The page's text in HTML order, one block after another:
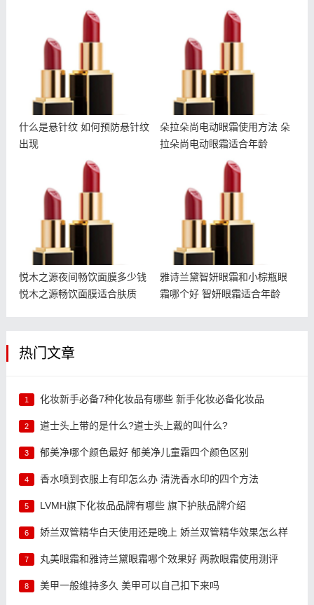
什么是悬针纹 如何预防悬
什么是悬针纹 如何预防悬针纹
出现
朵拉朵尚电动眼霜使用方法
朵拉朵尚电动眼霜使用方法 朵
拉朵尚电动眼霜适合年龄
悦木之源夜间畅饮面膜多少
悦木之源夜间畅饮面膜多少钱
悦木之源畅饮面膜适合肤质
雅诗兰黛智妍眼霜和小棕瓶
雅诗兰黛智妍眼霜和小棕瓶眼
霜哪个好 智妍眼霜适合年龄
热门文章
1 化妆新手必备7种化妆品有哪些 新手化妆必备化妆品
2 道士头上带的是什么?道士头上戴的叫什么?
3 郁美净哪个颜色最好 郁美净儿童霜四个颜色区别
4 香水喷到衣服上有印怎么办 清洗香水印的四个方法
5 LVMH旗下化妆品品牌有哪些 旗下护肤品牌介绍
6 娇兰双管精华白天使用还是晚上 娇兰双管精华效果怎么样
7 丸美眼霜和雅诗兰黛眼霜哪个效果好 两款眼霜使用测评
8 美甲一般维持多久 美甲可以自己扣下来吗